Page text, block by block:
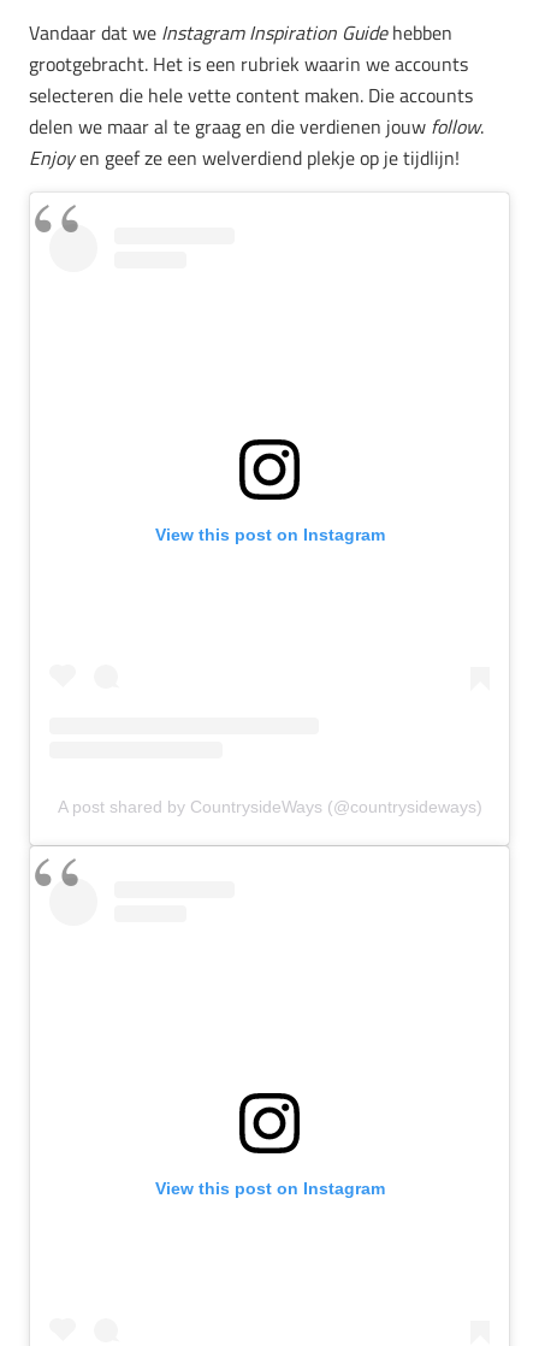
Vandaar dat we Instagram Inspiration Guidehebben
grootgebracht. Het is een rubriek waarin we accounts
selecteren die hele vette content maken. Die accounts
delen we maar al te graag en die verdienen jouw follow.
Enjoyen geef ze een welverdiend plekje op je tijdlijn!
View this post on Instagram
A post shared by CountrysideWays (@countrysideways)
View this post on Instagram